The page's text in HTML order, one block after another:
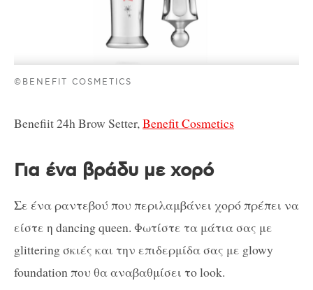
©BENEFIT COSMETICS
Benefiit 24h Brow Setter,Benefit Cosmetics
Για ένα βράδυ με χορό
Σε ένα ραντεβού που περιλαμβάνει χορό πρέπει να
είστε η dancing queen. Φωτίστε τα μάτια σας με
glittering σκιές και την επιδερμίδα σας με glowy
foundation που θα αναβαθμίσει το look.